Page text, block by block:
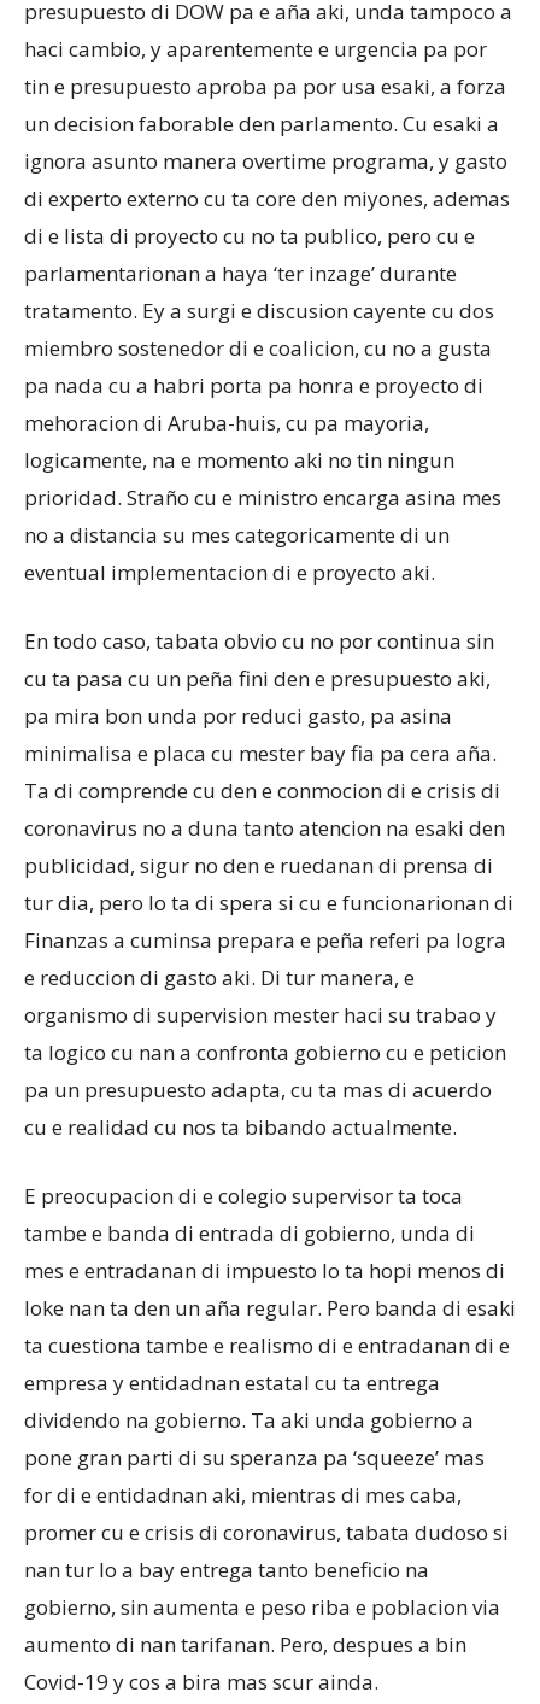
presupuesto di DOW pa e aña aki, unda tampoco a
haci cambio, y aparentemente e urgencia pa por
tin e presupuesto aproba pa por usa esaki, a forza
un decision faborable den parlamento. Cu esaki a
ignora asunto manera overtime programa, y gasto
di experto externo cu ta core den miyones, ademas
di e lista di proyecto cu no ta publico, pero cu e
parlamentarionan a haya ‘ter inzage’ durante
tratamento. Ey a surgi e discusion cayente cu dos
miembro sostenedor di e coalicion, cu no a gusta
pa nada cu a habri porta pa honra e proyecto di
mehoracion di Aruba-huis, cu pa mayoria,
logicamente, na e momento aki no tin ningun
prioridad. Straño cu e ministro encarga asina mes
no a distancia su mes categoricamente di un
eventual implementacion di e proyecto aki.
En todo caso, tabata obvio cu no por continua sin
cu ta pasa cu un peña fini den e presupuesto aki,
pa mira bon unda por reduci gasto, pa asina
minimalisa e placa cu mester bay fia pa cera aña.
Ta di comprende cu den e conmocion di e crisis di
coronavirus no a duna tanto atencion na esaki den
publicidad, sigur no den e ruedanan di prensa di
tur dia, pero lo ta di spera si cu e funcionarionan di
Finanzas a cuminsa prepara e peña referi pa logra
e reduccion di gasto aki. Di tur manera, e
organismo di supervision mester haci su trabao y
ta logico cu nan a confronta gobierno cu e peticion
pa un presupuesto adapta, cu ta mas di acuerdo
cu e realidad cu nos ta bibando actualmente.
E preocupacion di e colegio supervisor ta toca
tambe e banda di entrada di gobierno, unda di
mes e entradanan di impuesto lo ta hopi menos di
loke nan ta den un aña regular. Pero banda di esaki
ta cuestiona tambe e realismo di e entradanan di e
empresa y entidadnan estatal cu ta entrega
dividendo na gobierno. Ta aki unda gobierno a
pone gran parti di su speranza pa ‘squeeze’ mas
for di e entidadnan aki, mientras di mes caba,
promer cu e crisis di coronavirus, tabata dudoso si
nan tur lo a bay entrega tanto beneficio na
gobierno, sin aumenta e peso riba e poblacion via
aumento di nan tarifanan. Pero, despues a bin
Covid-19 y cos a bira mas scur ainda.